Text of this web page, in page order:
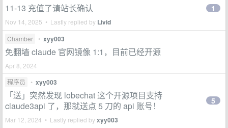
11-13 充值了请站长确认
Nov 14, 2025 • Lastly replied by Livid
1
Chamber • xyy003
免翻墙 claude 官网镜像 1:1，目前已经开源
Apr 8, 2024
程序员
• xyy003
「送」突然发现 lobechat 这个开源项目支持
claude3api 了，那就送点 5 刀的 api 账号！
Mar 12, 2024 • Lastly replied byxyy003
5